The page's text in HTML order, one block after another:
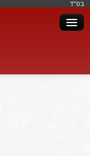
בּס"ד